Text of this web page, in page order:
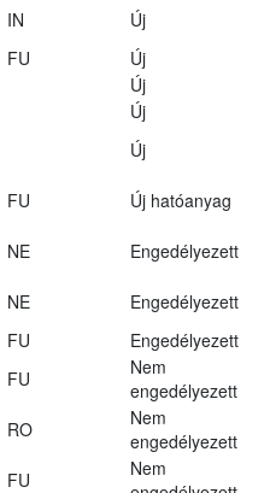
IN
Új
FU
Új
Új
Új
Új
FU
Új hatóanyag
NE
Engedélyezett
NE
Engedélyezett
FU
Engedélyezett
FU
Nem
engedélyezett
RO
Nem
engedélyezett
FU
Nem